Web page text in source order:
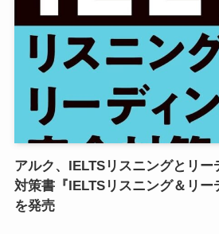
アルク、IELTSリスニングとリー
対策書『IELTSリスニング＆リー
を発売